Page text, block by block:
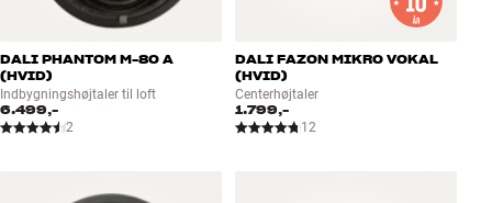
DALI PHANTOM M-80 A
(HVID)
Indbygningshøjtaler til loft
6.499,-
2
DALI FAZON MIKRO VOKAL
(HVID)
Centerhøjtaler
1.799,-
12